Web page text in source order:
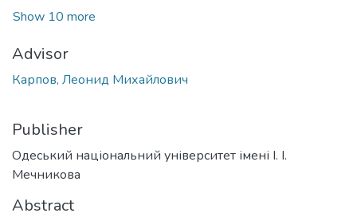
Show 10 more
Advisor
Карпов, Леонид Михайлович
Publisher
Одеський національний університет імені І. І.
Мечникова
Abstract